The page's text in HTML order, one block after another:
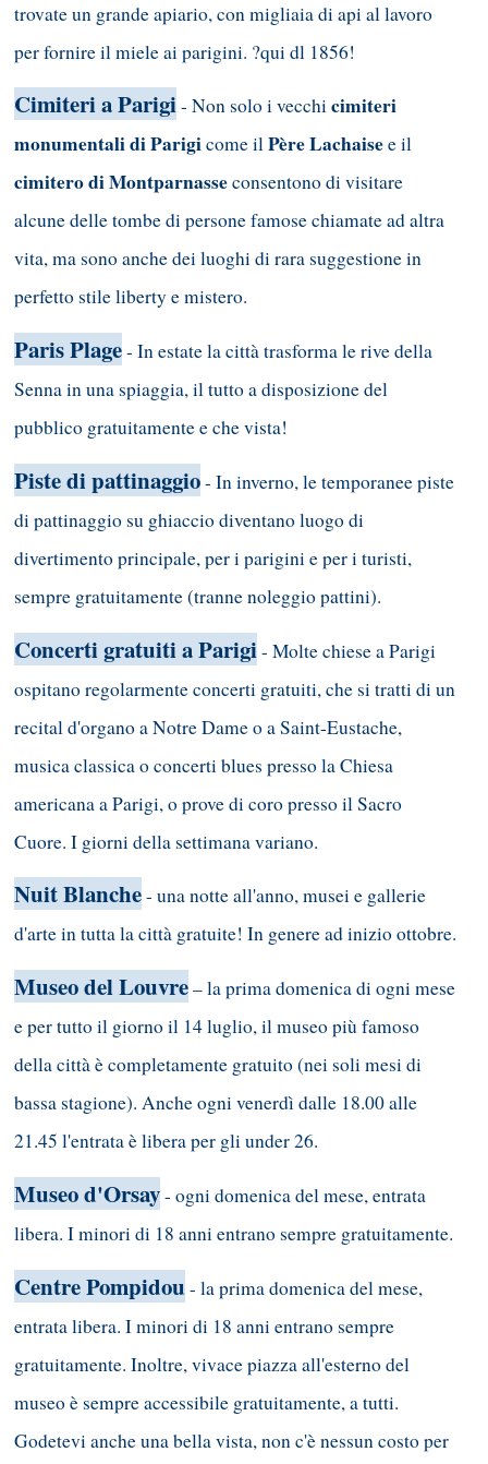
trovate un grande apiario, con migliaia di api al lavoro
per fornire il miele ai parigini. ?qui dl 1856!
Cimiteri a Parigi- Non solo i vecchicimiteri
monumentali di Parigicome ilPère Lachaisee il
cimitero di Montparnasseconsentono di visitare
alcune delle tombe di persone famose chiamate ad altra
vita, ma sono anche dei luoghi di rara suggestione in
perfetto stile liberty e mistero.
Paris Plage- In estate la città trasforma le rive della
Senna in una spiaggia, il tutto a disposizione del
pubblico gratuitamente e che vista!
Piste di pattinaggio- In inverno, le temporanee piste
di pattinaggio su ghiaccio diventano luogo di
divertimento principale, per i parigini e per i turisti,
sempre gratuitamente (tranne noleggio pattini).
Concerti gratuiti a Parigi- Molte chiese a Parigi
ospitano regolarmente concerti gratuiti, che si tratti di un
recital d'organo a Notre Dame o a Saint-Eustache,
musica classica o concerti blues presso la Chiesa
americana a Parigi, o prove di coro presso il Sacro
Cuore. I giorni della settimana variano.
Nuit Blanche- una notte all'anno, musei e gallerie
d'arte in tutta la città gratuite! In genere ad inizio ottobre.
Museo del Louvre– la prima domenica di ogni mese
e per tutto il giorno il 14 luglio, il museo più famoso
della città è completamente gratuito (nei soli mesi di
bassa stagione). Anche ogni venerdì dalle 18.00 alle
21.45 l'entrata è libera per gli under 26.
Museo d'Orsay- ogni domenica del mese, entrata
libera. I minori di 18 anni entrano sempre gratuitamente.
Centre Pompidou - la prima domenica del mese,
entrata libera. I minori di 18 anni entrano sempre
gratuitamente. Inoltre, vivace piazza all'esterno del
museo è sempre accessibile gratuitamente, a tutti.
Godetevi anche una bella vista, non c'è nessun costo per